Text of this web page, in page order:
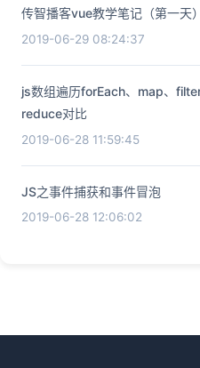
传智播客vue教学笔记（第一天）
2019-06-29 08:24:37
js数组遍历forEach、map、
reduce对比
2019-06-28 11:59:45
JS之事件捕获和事件冒泡
2019-06-28 12:06:02